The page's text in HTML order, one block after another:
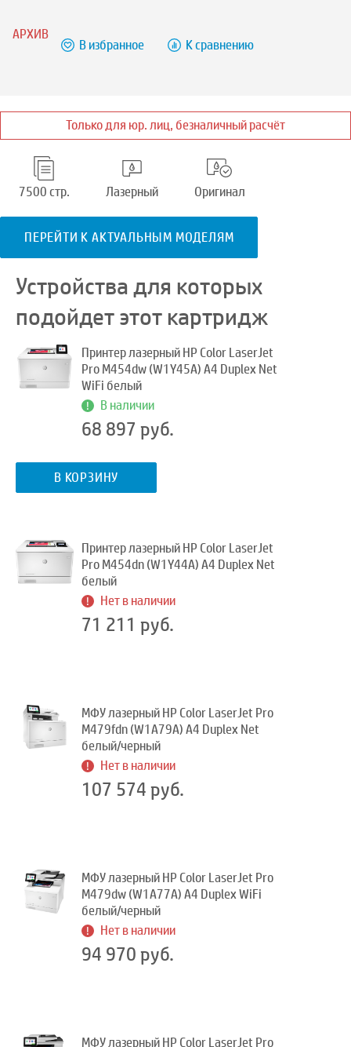
АРХИВ
В избранное К сравнению
Только для юр. лиц, безналичный расчёт
7500 стр. Лазерный Оригинал
ПЕРЕЙТИ К АКТУАЛЬНЫМ МОДЕЛЯМ
Устройства для которых
подойдет этот картридж
Принтер лазерный HP Color LaserJet
Pro M454dw (W1Y45A) A4 Duplex Net
WiFi белый
В наличии
68 897 руб.
В КОРЗИНУ
Принтер лазерный HP Color LaserJet
Pro M454dn (W1Y44A) A4 Duplex Net
белый
Нет в наличии
71 211 руб.
МФУ лазерный HP Color LaserJet Pro
M479fdn (W1A79A) A4 Duplex Net
белый/черный
Нет в наличии
107 574 руб.
МФУ лазерный HP Color LaserJet Pro
M479dw (W1A77A) A4 Duplex WiFi
белый/черный
Нет в наличии
94 970 руб.
МФУ лазерный HP Color LaserJet Pro